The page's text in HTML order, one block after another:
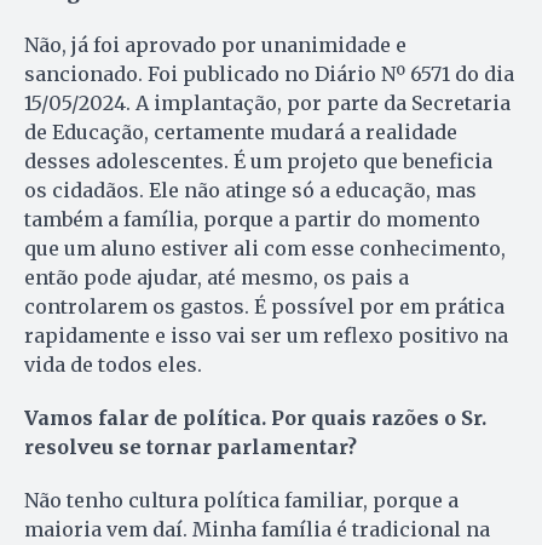
Não, já foi aprovado por unanimidade e
sancionado. Foi publicado no Diário Nº 6571 do dia
15/05/2024. A implantação, por parte da Secretaria
de Educação, certamente mudará a realidade
desses adolescentes. É um projeto que beneficia
os cidadãos. Ele não atinge só a educação, mas
também a família, porque a partir do momento
que um aluno estiver ali com esse conhecimento,
então pode ajudar, até mesmo, os pais a
controlarem os gastos. É possível por em prática
rapidamente e isso vai ser um reflexo positivo na
vida de todos eles.
Vamos falar de política. Por quais razões o Sr.
resolveu se tornar parlamentar?
Não tenho cultura política familiar, porque a
maioria vem daí. Minha família é tradicional na